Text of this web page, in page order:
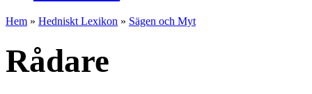
Hem » Hedniskt Lexikon » Sägen och Myt
Rådare